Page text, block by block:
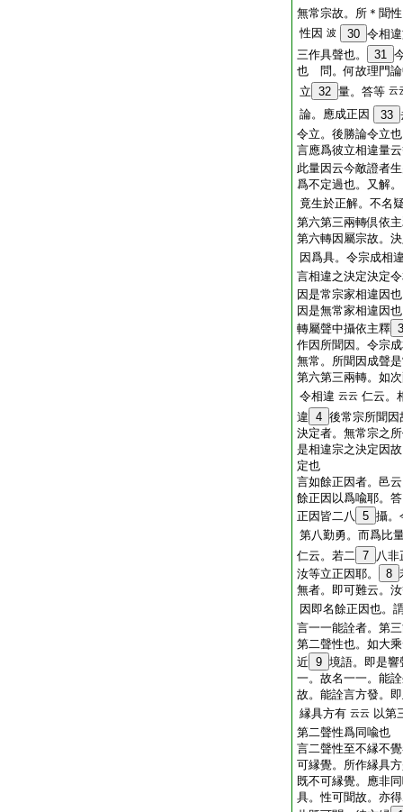
無常宗故。所＊聞
性因 波 30 令相
三作具聲也。
31
也 問。何故理門論
立 32 量。答等 云
論。應成正因 33
令立。後勝論令立也
言應爲彼立相違量
此量因云今敵證者
爲不定過也。又解
竟生於正解。不名
第六第三兩轉倶依
第六轉因屬宗故。
因爲具。令宗成相
言相違之決定決定
因是常宗家相違因
因是無常家相違因
轉屬聲中攝依主釋 3
作因所聞因。令宗
無常。所聞因成聲
第六第三兩轉。如
令相違 云云 仁云。
違 4 後常宗所聞因
決定者。無常宗之
是相違宗之決定因
定也
言如餘正因者。邑
餘正因以爲喩耶。
正因皆二八 5 攝。
第八勤勇。而爲比
仁云。若二 7 八非
汝等立正因耶。
8
無者。即可難云。
因即名餘正因也。
言一一能詮者。第
第二聲性也。如大
近 9 境語。即是響
一。故名一一。能
故。能詮言方發。
縁具方有 云云 以第
第二聲性爲同喩也
言二聲性至不縁不
可縁覺。所作縁具
既不可縁覺。應非
具。性可聞故。亦